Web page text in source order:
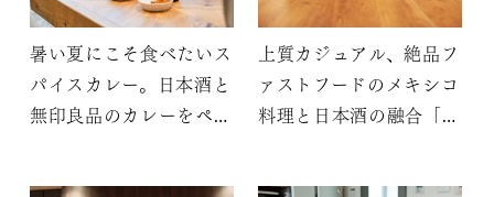
暑い夏にこそ食べたいス
パイスカレー。日本酒と
無印良品のカレーをペア
上質カジュアル、絶品フ
ァストフードのメキシコ
料理と日本酒の融合「旅